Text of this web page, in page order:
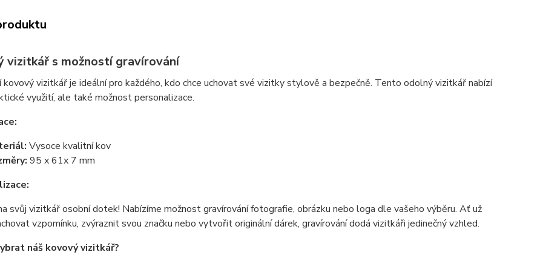
vizitkář s možností gravírování
kovový vizitkář je ideální pro každého, kdo chce uchovat své vizitky stylově a bezpečně. Tento odolný vizitkář nabízí
využití, ale také možnost personalizace.
Vysoce kvalitní kov
95 x 61x 7 mm
svůj vizitkář osobní dotek! Nabízíme možnost gravírování fotografie, obrázku nebo loga dle vašeho výběru. Ať už
vzpomínku, zvýraznit svou značku nebo vytvořit originální dárek, gravírování dodá vizitkáři jedinečný vzhled.
náš kovový vizitkář?